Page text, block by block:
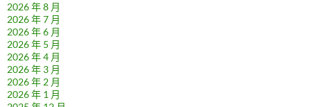
2026 年 8 月
2026 年 7 月
2026 年 6 月
2026 年 5 月
2026 年 4 月
2026 年 3 月
2026 年 2 月
2026 年 1 月